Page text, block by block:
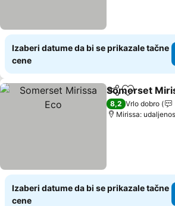
Izaberi datume da bi se prikazale tačne
cene
Deli Dodati u
Somerset
8,2 Vrlo dobro
Mirissa:
Izaberi datume da bi se prikazale tačne
cene